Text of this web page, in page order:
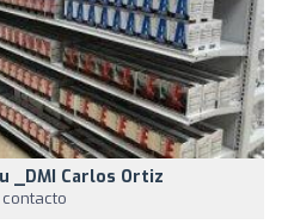
_DMI Carlos Ortiz